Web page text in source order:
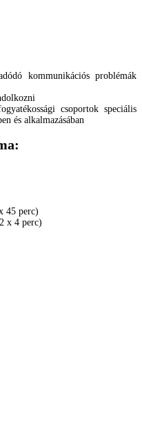
kommunikációs problémák
csoportok speciális
és alkalmazásában
45 perc)
x 4 perc)